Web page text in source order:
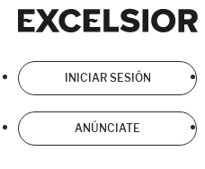
INICIAR SESIÓN
ANÚNCIATE